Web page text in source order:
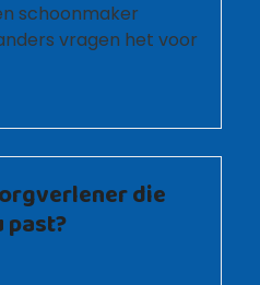
schoonmaker
vragen het voor
die
past?